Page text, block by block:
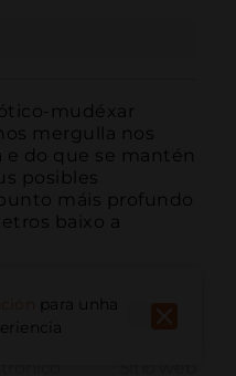
mudéxar
mergulla nos
e do que se mantén
posibles
máis profundo
baixo a
para unha